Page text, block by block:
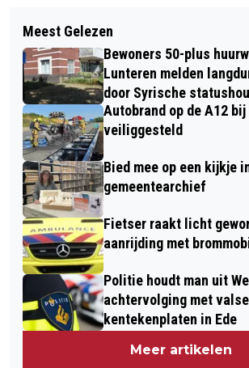
BEN JIJ DE MEEST
ONDERNEMER VAN REGIO
FOODVALLEY?
GRATIS KRANT VOOR
DORPSHUIZEN EN
Meest Gelezen
Bewoners 50-plus
Lunteren melden
door Syrische
Autobrand op de A12 bij
veiliggesteld
Bied mee op een kijkje
gemeentearchief
Fietser raakt licht
aanrijding met
Politie houdt man uit
achtervolging met valse
kentekenplaten in Ede
Meer artikelen